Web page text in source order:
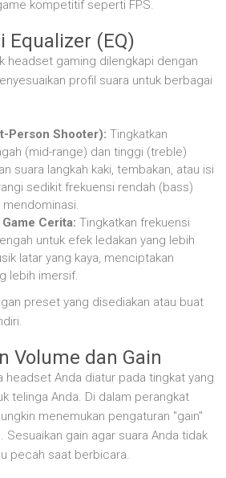
kompetitif seperti FPS.
Equalizer (EQ)
headset gaming dilengkapi dengan
profil suara untuk berbagai
Person Shooter): Tingkatkan
(mid-range) dan tinggi (treble)
suara langkah kaki, tembakan, atau isi
sedikit frekuensi rendah (bass)
Cerita: Tingkatkan frekuensi
untuk efek ledakan yang lebih
latar yang kaya, menciptakan
lebih imersif.
preset yang disediakan atau buat
Volume dan Gain
headset Anda diatur pada tingkat yang
telinga Anda. Di dalam perangkat
menemukan pengaturan "gain"
Sesuaikan gain agar suara Anda tidak
pecah saat berbicara.